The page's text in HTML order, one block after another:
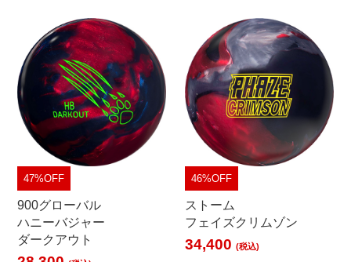
47%OFF
900グローバル
ハニーバジャー
ダークアウト
46%OFF
ストーム
フェイズクリムゾン
34,400(税込)